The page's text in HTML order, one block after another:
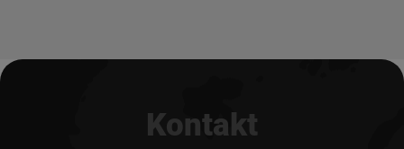
Kontakt